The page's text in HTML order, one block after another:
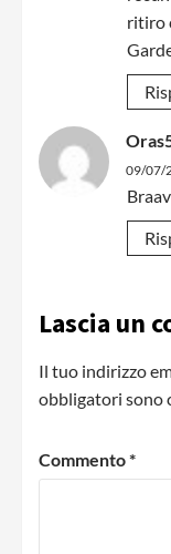
ritiro
09/07/
Lascia un
Il tuo indirizzo
obbligatori sono
Commento*